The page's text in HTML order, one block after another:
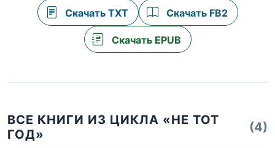
Скачать TXT Скачать FB2
Скачать EPUB
ВСЕ КНИГИ ИЗ ЦИКЛА «НЕ ТОТ
ГОД»
(4)